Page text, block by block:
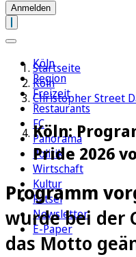
Anmelden
Köln
Region
Freizeit
Restaurants
FC
Panorama
Politik
Wirtschaft
Kultur
Rätsel
Newsletter
E-Paper
Startseite
Köln
Christopher Street
Köln:
Pride 2026
Programm
wurde bei der
das Motto